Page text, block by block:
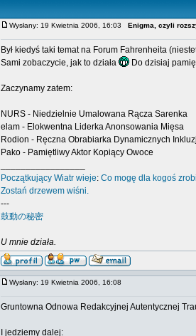
Wysłany: 19 Kwietnia 2006, 16:03 Enigma, czyli
Był kiedyś taki temat na Forum Fahrenheita
Sami zobaczycie, jak to działa
Do dzisiaj
Zaczynamy zatem:
NURS - Niedzielnie Umalowana Rącza Sarenka
elam - Elokwentna Liderka Anonsowania Mięsa
Rodion - Ręczna Obrabiarka Dynamicznych
Pako - Pamiętliwy Aktor Kopiący Owoce
Początkujący Wiatr wieje: Co mogę dla kogoś
Zostań drzewem wiśni.
---
鼓動の秘密
U mnie działa.
Wysłany: 19 Kwietnia 2006, 16:08
Gruntowna Odnowa Redakcyjnej Autentycznej
I jedziemy dalej: